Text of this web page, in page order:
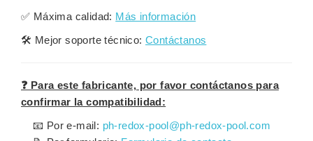
✅ Máxima calidad: Más información
🛠️ Mejor soporte técnico: Contáctanos
❓ Para este fabricante, por favor contáctanos para
confirmar la compatibilidad:
📧 Por e-mail: ph-redox-pool@ph-redox-pool.com